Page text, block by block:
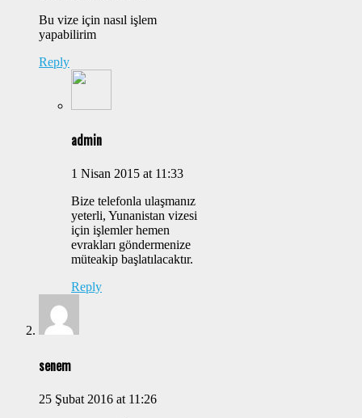
Bu vize için nasıl işlem
yapabilirim
Reply
admin
1 Nisan 2015 at 11:33
Bize telefonla ulaşmanız
yeterli, Yunanistan vizesi
için işlemler hemen
evrakları göndermenize
müteakip başlatılacaktır.
Reply
senem
25 Şubat 2016 at 11:26